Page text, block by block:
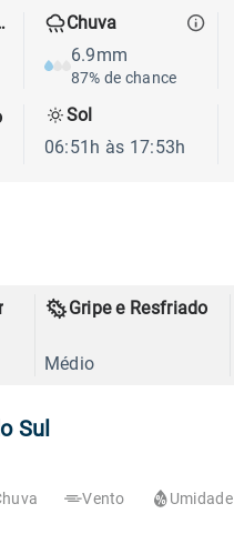
Chuva
6.9mm
87% de chance
Sol
06:51h às 17:53h
Gripe e Resfriado
Médio
Sul
Vento Umidade